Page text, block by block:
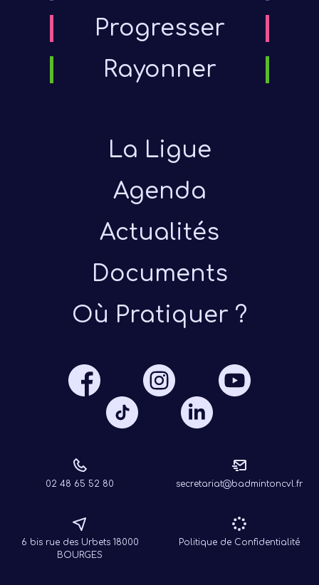
Progresser
Rayonner
La Ligue
Agenda
Actualités
Documents
Où Pratiquer ?
02 48 65 52 80 secretariat@badmintoncvl.fr
6 bis rue des Urbets 18000
BOURGES
Politique de Confidentialité